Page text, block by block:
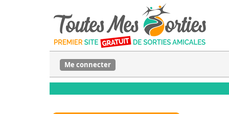
Me connecter